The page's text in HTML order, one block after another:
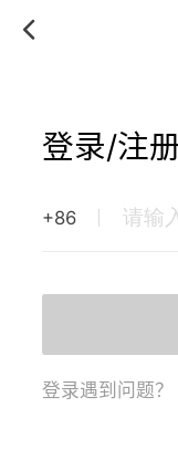
登录/注
+86
登录遇到问题？